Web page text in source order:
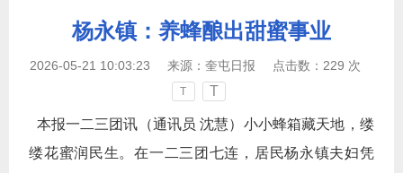
杨永镇：养蜂酿出甜蜜事业
2026-05-21 10:03:23 来源： 奎屯日报 点击数： 229 次
T T
本报一二三团讯（通讯员 沈慧）小小蜂箱藏天地，缕
缕花蜜润民生。在一二三团七连，居民杨永镇夫妇凭